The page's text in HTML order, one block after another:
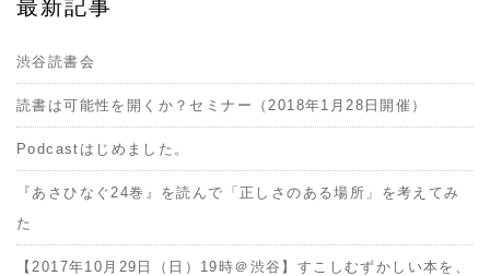
最新記事
渋谷読書会
読書は可能性を開くか？セミナー（2018年1月28日開催）
Podcastはじめました。
『あさひなぐ24巻』を読んで「正しさのある場所」を考えてみ
た
【2017年10月29日（日）19時＠渋谷】すこしむずかしい本を、